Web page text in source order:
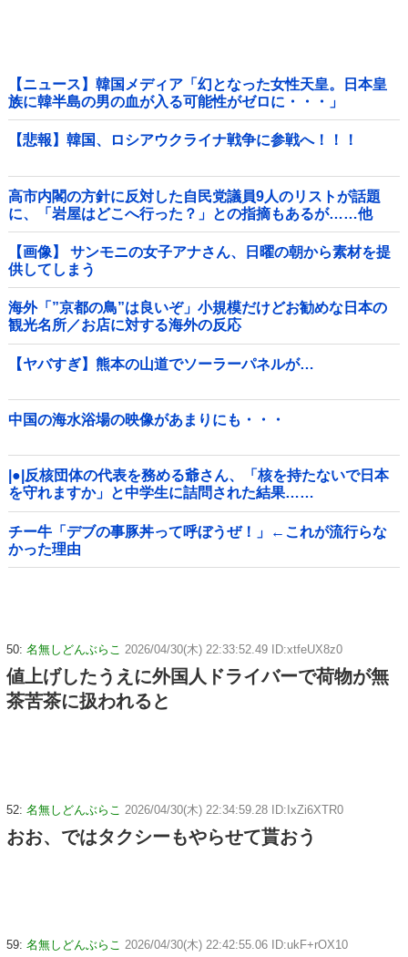
【ニュース】韓国メディア「幻となった女性天皇。日本皇
族に韓半島の男の血が入る可能性がゼロに・・・」
【悲報】韓国、ロシアウクライナ戦争に参戦へ！！！
高市内閣の方針に反対した自民党議員9人のリストが話題
に、「岩屋はどこへ行った？」との指摘もあるが……他
【画像】 サンモニの女子アナさん、日曜の朝から素材を提
供してしまう
海外「”京都の鳥”は良いぞ」小規模だけどお勧めな日本の
観光名所／お店に対する海外の反応
【ヤバすぎ】熊本の山道でソーラーパネルが…
中国の海水浴場の映像があまりにも・・・
|●|反核団体の代表を務める爺さん、「核を持たないで日本
を守れますか」と中学生に詰問された結果……
チー牛「デブの事豚丼って呼ぼうぜ！」←これが流行らな
かった理由
50: 名無しどんぶらこ 2026/04/30(木) 22:33:52.49 ID:xtfeUX8z0
値上げしたうえに外国人ドライバーで荷物が無
茶苦茶に扱われると
52: 名無しどんぶらこ 2026/04/30(木) 22:34:59.28 ID:IxZi6XTR0
おお、ではタクシーもやらせて貰おう
59: 名無しどんぶらこ 2026/04/30(木) 22:42:55.06 ID:ukF+rOX10